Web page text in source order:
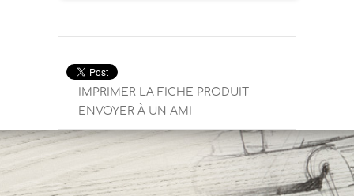
IMPRIMER LA FICHE PRODUIT
ENVOYER À UN AMI